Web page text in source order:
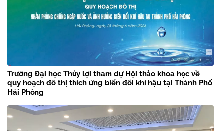
Trường Đại học Thủy lợi tham dự Hội thảo khoa học về
quy hoạch đô thị thích ứng biến đổi khí hậu tại Thành Phố
Hải Phòng